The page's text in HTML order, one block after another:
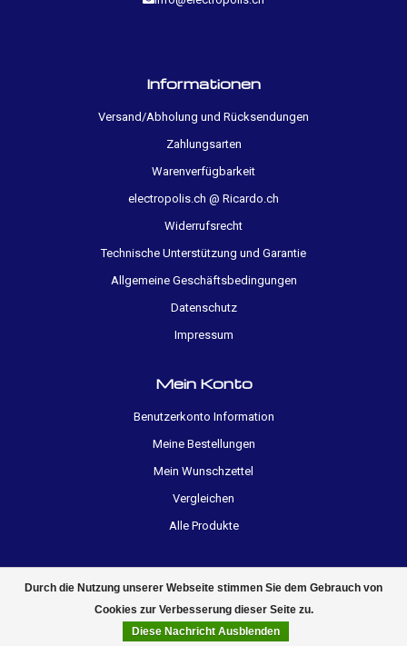
Durch die Nutzung unserer Webseite stimmen Sie dem Gebrauch von
Cookies zur Verbesserung dieser Seite zu.
Diese Nachricht Ausblenden
Informationen
Versand/Abholung und Rücksendungen
Zahlungsarten
Warenverfügbarkeit
electropolis.ch @ Ricardo.ch
Widerrufsrecht
Technische Unterstützung und Garantie
Allgemeine Geschäftsbedingungen
Datenschutz
Impressum
Mein Konto
Benutzerkonto Information
Meine Bestellungen
Mein Wunschzettel
Vergleichen
Alle Produkte